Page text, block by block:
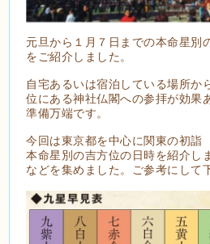
元旦から１月７日までの本命星別
をご紹介しました。
自宅あるいは宿泊している場所か
位にある神社仏閣への参拝が効果
準備万端です。
今回は東京都を中心に関東の初詣
本命星別の吉方位の日時を紹介し
などを集めました。ご参考にして